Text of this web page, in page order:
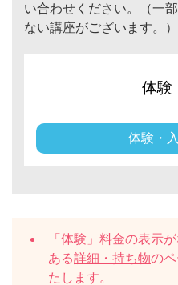
い合わせください。（一
ない講座がございます。）
体験
体験・
「体験」料金の表示
ある詳細・持ち物の
たします。